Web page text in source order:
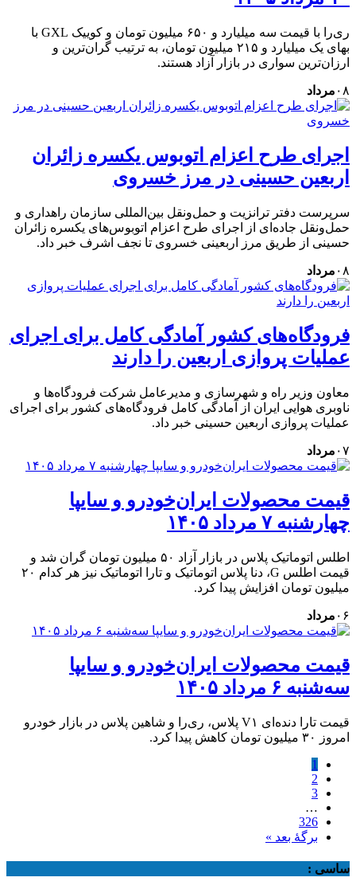
ری‌را با قیمت سه میلیارد و ۶۵۰ میلیون تومان و کوییک GXL با
بهای یک میلیارد و ۲۱۵ میلیون تومان، به ترتیب گران‌ترین و
ارزان‌ترین سواری در بازار آزاد هستند.
۰۸ مرداد
اجرای طرح اعزام اتوبوس یکسره زائران
اربعین حسینی در مرز خسروی
سرپرست دفتر ترانزیت و حمل‌ونقل بین‌المللی سازمان راهداری و
حمل‌ونقل جاده‌ای از اجرای طرح اعزام اتوبوس‌های یکسره زائران
حسینی از طریق مرز اربعینی خسروی تا نجف اشرف خبر داد.
۰۸ مرداد
فرودگاه‌های کشور آمادگی کامل برای اجرای
عملیات پروازی اربعین را دارند
معاون وزیر راه و شهرسازی و مدیرعامل شرکت فرودگاه‌ها و
ناوبری هوایی ایران از آمادگی کامل فرودگاه‌های کشور برای اجرای
عملیات پروازی اربعین حسینی خبر داد.
۰۷ مرداد
قیمت محصولات ایران‌خودرو و سایپا
چهارشنبه ۷ مرداد ۱۴۰۵
اطلس اتوماتیک پلاس در بازار آزاد ۵۰ میلیون تومان گران شد و
قیمت اطلس G، دنا پلاس اتوماتیک و تارا اتوماتیک نیز هر کدام ۲۰
میلیون تومان افزایش پیدا کرد.
۰۶ مرداد
قیمت محصولات ایران‌خودرو و سایپا
سه‌شنبه ۶ مرداد ۱۴۰۵
قیمت تارا دنده‌ای V۱ پلاس، ری‌را و شاهین پلاس در بازار خودرو
امروز ۳۰ میلیون تومان کاهش پیدا کرد.
1
2
3
…
326
برگهٔ بعد »
ساسی :